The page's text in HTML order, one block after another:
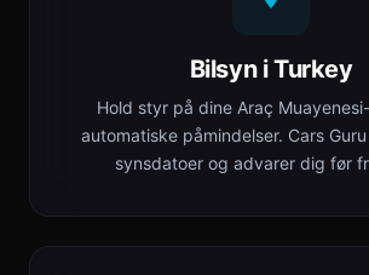
Bilsyn i Turkey
Hold styr på dine Araç
automatiske påmindelser. Cars
synsdatoer og advarer dig før